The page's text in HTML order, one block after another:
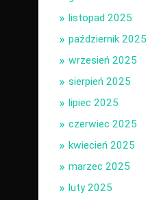
listopad 2025
październik 2025
wrzesień 2025
sierpień 2025
lipiec 2025
czerwiec 2025
kwiecień 2025
marzec 2025
luty 2025